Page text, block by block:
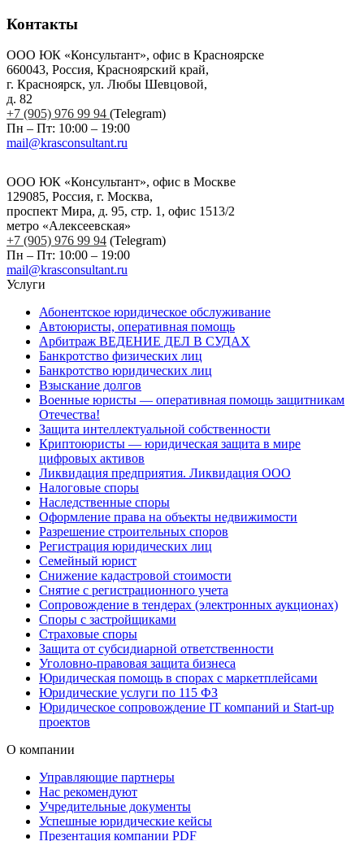
Контакты
ООО ЮК «Консультант», офис в Красноярске
660043, Россия, Красноярский край,
г. Красноярск, ул. Любы Шевцовой,
д. 82
+7 (905) 976 99 94 (Telegram)
Пн – Пт: 10:00 – 19:00
mail@krasconsultant.ru
ООО ЮК «Консультант», офис в Москве
129085, Россия, г. Москва,
проспект Мира, д. 95, стр. 1, офис 1513/2
метро «Алексеевская»
+7 (905) 976 99 94 (Telegram)
Пн – Пт: 10:00 – 19:00
mail@krasconsultant.ru
Услуги
Абонентское юридическое обслуживание
Автоюристы, оперативная помощь
Арбитраж ВЕДЕНИЕ ДЕЛ В СУДАХ
Банкротство физических лиц
Банкротство юридических лиц
Взыскание долгов
Военные юристы — оперативная помощь защитникам
Отечества!
Защита интеллектуальной собственности
Криптоюристы — юридическая защита в мире
цифровых активов
Ликвидация предприятия. Ликвидация ООО
Налоговые споры
Наследственные споры
Оформление права на объекты недвижимости
Разрешение строительных споров
Регистрация юридических лиц
Семейный юрист
Снижение кадастровой стоимости
Снятие с регистрационного учета
Сопровождение в тендерах (электронных аукционах)
Споры с застройщиками
Страховые споры
Защита от субсидиарной ответственности
Уголовно-правовая защита бизнеса
Юридическая помощь в спорах с маркетплейсами
Юридические услуги по 115 ФЗ
Юридическое сопровождение IT компаний и Start-up
проектов
О компании
Управляющие партнеры
Нас рекомендуют
Учредительные документы
Успешные юридические кейсы
Презентация компании PDF